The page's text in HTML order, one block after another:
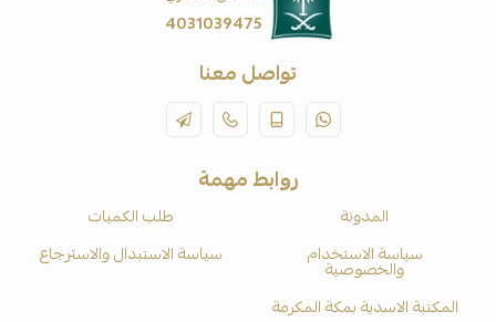
4031039475
تواصل معنا
روابط مهمة
المدونة
طلب الكميات
سياسة الاستخدام
والخصوصية
سياسة الاستبدال والاسترجاع
المكتبة الاسدية بمكة المكرمة